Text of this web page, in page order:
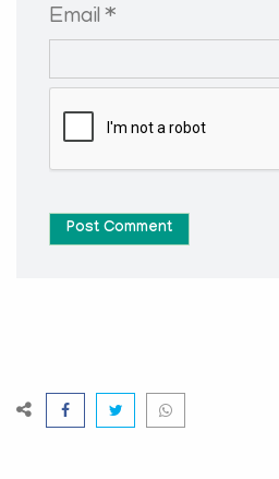
Email *
Post Comment